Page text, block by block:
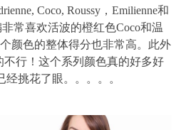
Coco, Roussy，Emilienne和
常喜欢活波的橙红色Coco和温
颜色的整体得分也非常高。此外
不行！这个系列颜色真的好多好
挑花了眼。。。。。